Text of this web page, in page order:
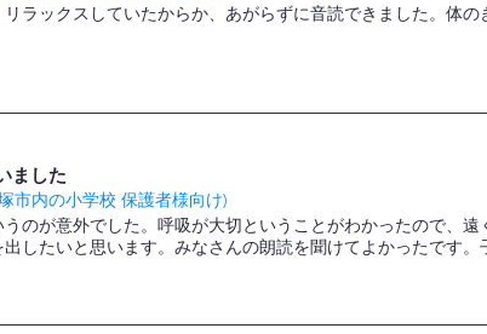
ラックスしていたからか、あがらずに音読できました。体
ました
市内の小学校 保護者様向け)
のが意外でした。呼吸が大切ということがわかったので、
したいと思います。みなさんの朗読を聞けてよかったです